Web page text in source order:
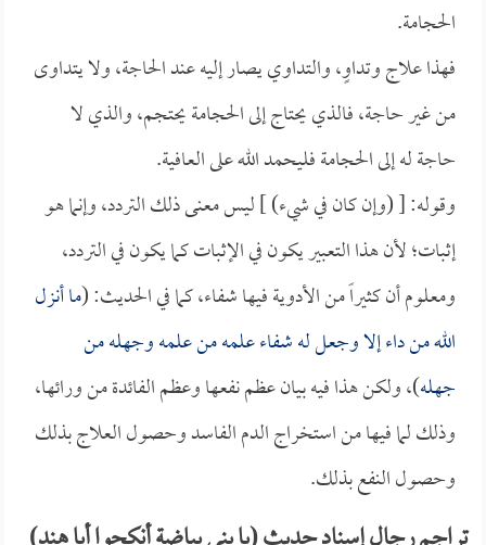
الحجامة.
فهذا علاج وتداوٍ، والتداوي يصار إليه عند الحاجة، ولا يتداوى
من غير حاجة، فالذي يحتاج إلى الحجامة يحتجم، والذي لا
حاجة له إلى الحجامة فليحمد الله على العافية.
وقوله: [ (وإن كان في شيء) ] ليس معنى ذلك التردد، وإنما هو
إثبات؛ لأن هذا التعبير يكون في الإثبات كما يكون في التردد،
ومعلوم أن كثيراً من الأدوية فيها شفاء، كما في الحديث: (ما أنزل
الله من داء إلا وجعل له شفاء علمه من علمه وجهله من
جهله)، ولكن هذا فيه بيان عظم نفعها وعظم الفائدة من ورائها،
وذلك لما فيها من استخراج الدم الفاسد وحصول العلاج بذلك
وحصول النفع بذلك.